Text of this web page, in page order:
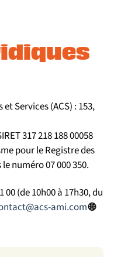
promo à saisir,
en ligne, dès l’ajout
l’un des meilleurs bons
familles partant
séjour à l’étranger.
pas les formules
ACS Monde Expat.
Services (ACS) : 153,
317 218 188 00058
pour le Registre des
numéro 07 000 350.
00 (de 10h00 à 17h30, du
ami.com🌐